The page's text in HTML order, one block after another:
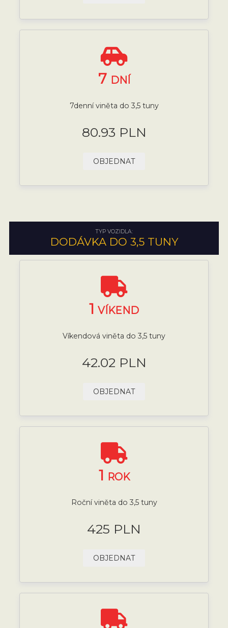
7 DNÍ
7denní viněta do 3,5 tuny
80.93 PLN
OBJEDNAT
TYP VOZIDLA:
DODÁVKA DO 3,5 TUNY
1 VÍKEND
Víkendová viněta do 3,5 tuny
42.02 PLN
OBJEDNAT
1 ROK
Roční viněta do 3,5 tuny
425 PLN
OBJEDNAT